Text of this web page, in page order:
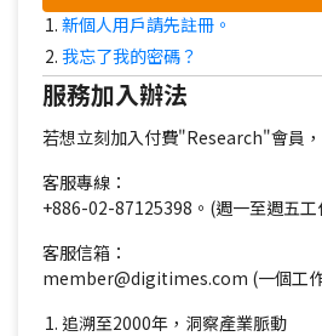
新個人用戶請先註冊。
我忘了我的密碼？
服務加入辦法
若想立刻加入付費"Research"會員
客服專線：
+886-02-87125398。(週一至週五工
客服信箱：
member@digitimes.com (一個工
追溯至2000年，洞察產業脈動